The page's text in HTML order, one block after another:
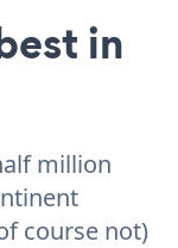
in
million
course not)